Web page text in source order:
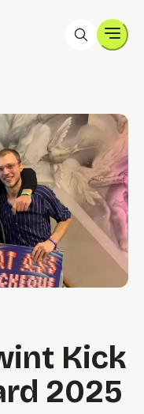
Kick
2025